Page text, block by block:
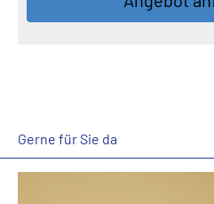
Gerne für Sie da